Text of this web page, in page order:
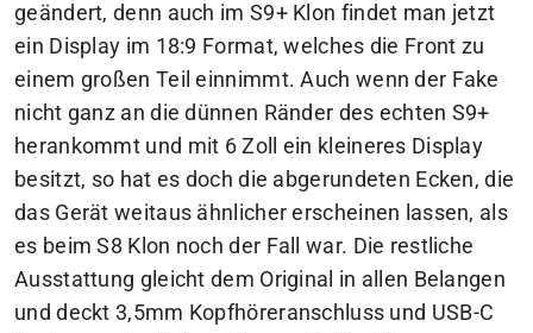
geändert, denn auch im S9+ Klon findet man jetzt
ein Display im 18:9 Format, welches die Front zu
einem großen Teil einnimmt. Auch wenn der Fake
nicht ganz an die dünnen Ränder des echten S9+
herankommt und mit 6 Zoll ein kleineres Display
besitzt, so hat es doch die abgerundeten Ecken, die
das Gerät weitaus ähnlicher erscheinen lassen, als
es beim S8 Klon noch der Fall war. Die restliche
Ausstattung gleicht dem Original in allen Belangen
und deckt 3,5mm Kopfhöreranschluss und USB-C